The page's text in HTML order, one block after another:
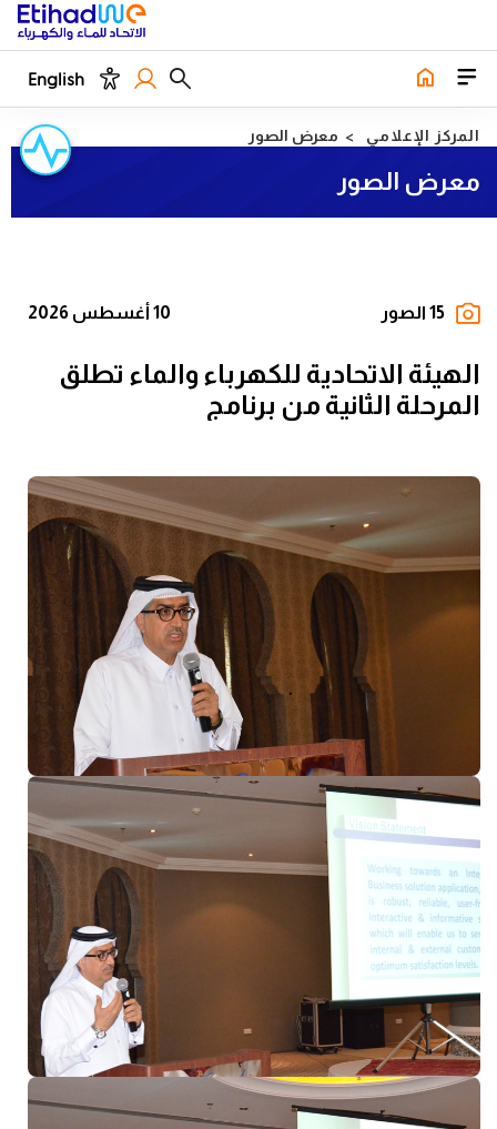
English
المركز الإعلامي معرض الصور
معرض الصور
15 الصور 10 أغسطس 2026
الهيئة الاتحادية للكهرباء والماء تطلق
المرحلة الثانية من برنامج